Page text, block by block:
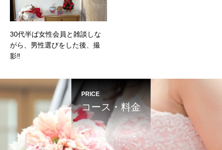
30代半ば女性会員と雑談しな
がら、男性選びをした後、撮
影‼️
PRICE
コース・料金